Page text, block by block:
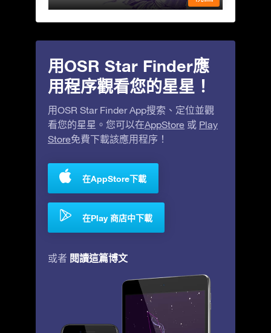
用OSR Star Finder應
用程序觀看您的星星！
用OSR Star Finder App搜索、定位並觀
看您的星星。您可以在AppStore 或 Play
Store免費下載該應用程序！
在AppStore下載
在Play 商店中下載
或者 閱讀這篇博文